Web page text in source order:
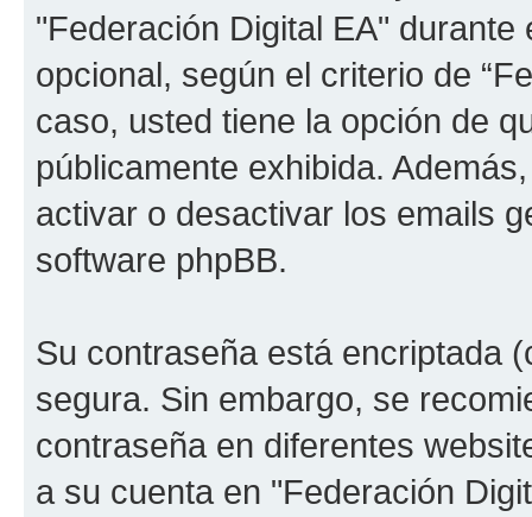
"Federación Digital EA"
opcional, según el criterio de
caso, usted tiene la opción de
públicamente exhibida.
activar o desactivar los emails
software phpBB.
Su contraseña está encriptada
segura. Sin embargo, se
contraseña en diferentes
a su cuenta en "Federación